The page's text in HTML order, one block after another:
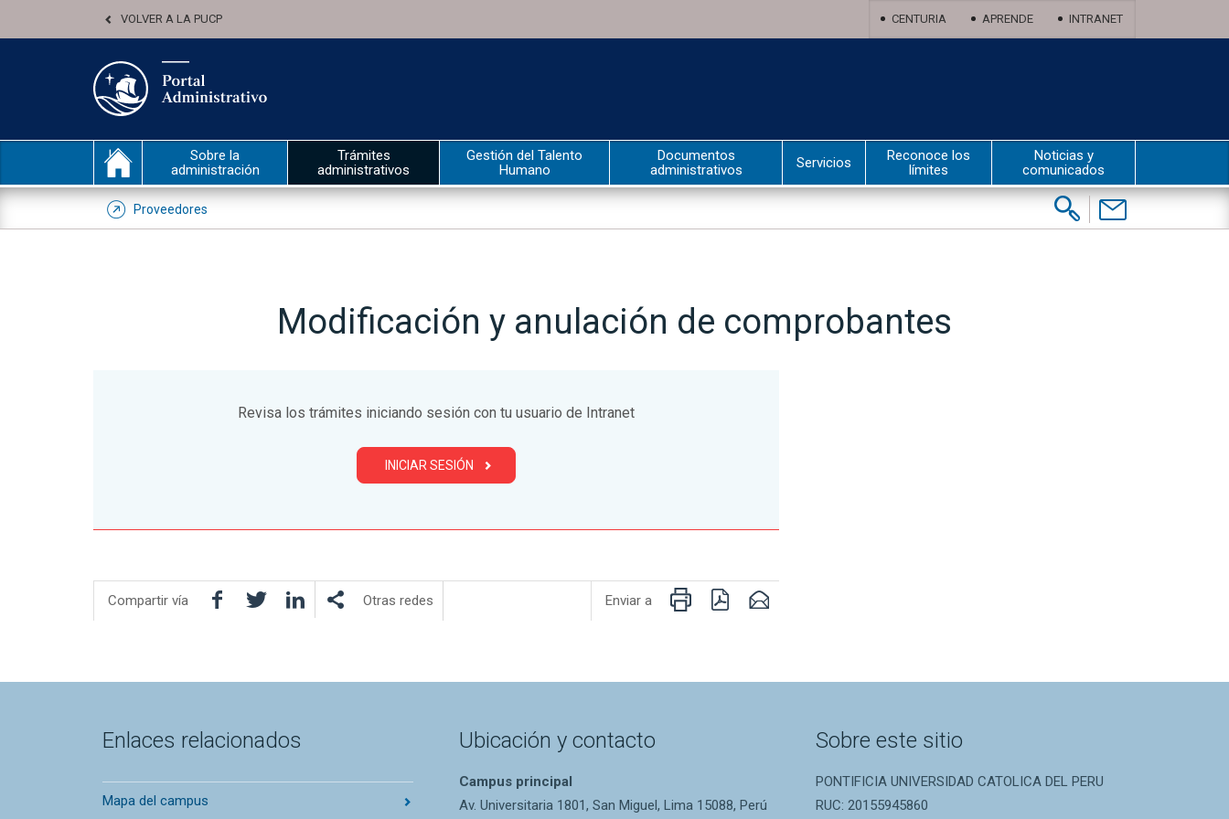
VOLVER A LA PUCP CENTURIA APRENDE INTRANET
Sobre la
administración
Trámites
administrativos
Gestión del Talento
Humano
Documentos
administrativos
Servicios
Reconoce los
límites
Noticias y
comunicados
Proveedores Buscar:
Contáctenos
Modificación y anulación de comprobantes
Revisa los trámites iniciando sesión con tu usuario de Intranet
INICIAR SESIÓN
Compartir vía FacebookTwitterLinkedIn Otras redes Enviar a ImprimirPDF Email
Enlaces relacionados
Mapa del campus
Ubicación y contacto
Campus principal
Av. Universitaria 1801, San Miguel, Lima 15088, Perú
Sobre este sitio
PONTIFICIA UNIVERSIDAD CATOLICA DEL PERU
RUC: 20155945860